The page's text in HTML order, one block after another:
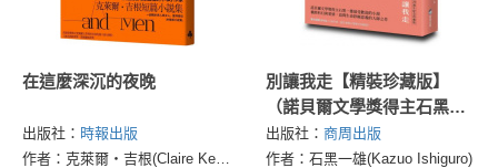
在這麼深沉的夜晚
出版社： 時報出版
作者：克萊爾‧吉根(Claire Keegan)
別讓我走【精裝珍藏版】
（諾貝爾文學獎得主石黑一
雄最受歡迎代表作）
出版社： 商周出版
作者：石黑一雄(Kazuo Ishiguro)